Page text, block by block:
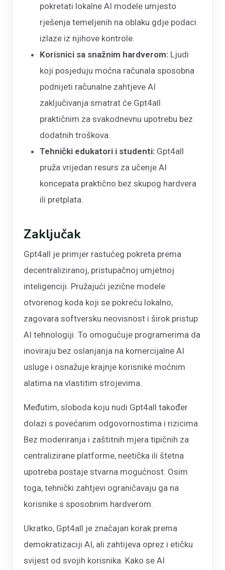
pokretati lokalne AI modele umjesto
rješenja temeljenih na oblaku gdje podaci
izlaze iz njihove kontrole.
Korisnici sa snažnim hardverom: Ljudi
koji posjeduju moćna računala sposobna
podnijeti računalne zahtjeve AI
zaključivanja smatrat će Gpt4all
praktičnim za svakodnevnu upotrebu bez
dodatnih troškova.
Tehnički edukatori i studenti: Gpt4all
pruža vrijedan resurs za učenje AI
koncepata praktično bez skupog hardvera
ili pretplata.
Zaključak
Gpt4all je primjer rastućeg pokreta prema
decentraliziranoj, pristupačnoj umjetnoj
inteligenciji. Pružajući jezične modele
otvorenog koda koji se pokreću lokalno,
zagovara softversku neovisnost i širok pristup
AI tehnologiji. To omogućuje programerima da
inoviraju bez oslanjanja na komercijalne AI
usluge i osnažuje krajnje korisnike moćnim
alatima na vlastitim strojevima.
Međutim, sloboda koju nudi Gpt4all također
dolazi s povećanim odgovornostima i rizicima.
Bez moderiranja i zaštitnih mjera tipičnih za
centralizirane platforme, neetička ili štetna
upotreba postaje stvarna mogućnost. Osim
toga, tehnički zahtjevi ograničavaju ga na
korisnike s sposobnim hardverom.
Ukratko, Gpt4all je značajan korak prema
demokratizaciji AI, ali zahtijeva oprez i etičku
svijest od svojih korisnika. Kako se AI